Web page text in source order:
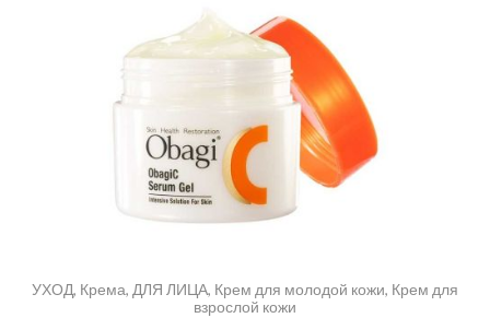
УХОД, Крема, ДЛЯ ЛИЦА, Крем для молодой кожи, Крем для
взрослой кожи